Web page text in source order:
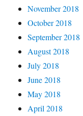
November 2018
October 2018
September 2018
August 2018
July 2018
June 2018
May 2018
April 2018